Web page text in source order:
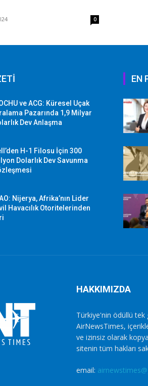
0
ve ACG: Küresel Uçak
Pazarında 1,9 Milyar
Dev Anlaşma
H-1 Filosu İçin 300
Dolarlık Dev Savunma
Nijerya, Afrika’nın Lider
Havacılık Otoritelerinden
EN
HAKKIMIZDA
Türkiye'nin ödüllü tek
AirNewsTimes,
ve izinsiz olarak
sitenin tüm hakları
email: